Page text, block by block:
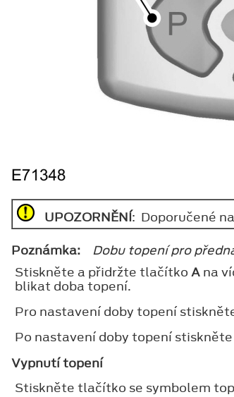
UPOZORNĚNÍ: Doporučené
Poznámka:
Dobu topení pro
Stiskněte a přidržte tlačítko A na
blikat doba topení.
Pro nastavení doby topení
Po nastavení doby topení
Vypnutí topení
Stiskněte tlačítko se symbolem